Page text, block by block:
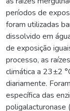
períodos de
foram utilizadas
dissolvido em
de exposição
processo, as
climática a 23±2
diariamente.
específica das
poligalacturonase